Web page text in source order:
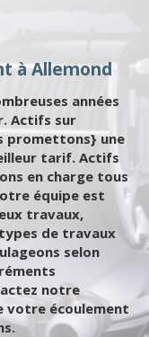
à Allemond
années
Actifs sur
promettons} une
tarif. Actifs
en charge tous
équipe est
travaux,
de travaux
selon
notre
votre écoulement